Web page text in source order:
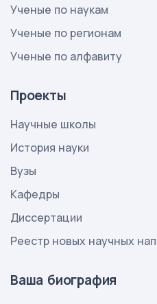
Ученые по наукам
Ученые по регионам
Ученые по алфавиту
Проекты
Научные школы
История науки
Вузы
Кафедры
Диссертации
Реестр новых научных
Ваша биография